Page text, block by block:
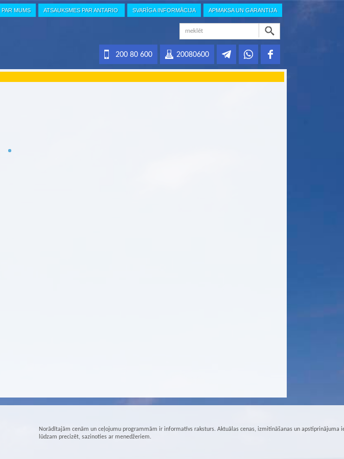
PAR MUMS ATSAUKSMES PAR ANTARIO SVARĪGA INFORMĀCIJA APMAKSA UN GARANTIJA
20080600
200 80 600
Norādītajām cenām un ceļojumu programmām ir informatīvs raksturs. Aktuālas cenas, izmitināšanas un apstiprinājuma
lūdzam precizēt, sazinoties ar menedžeriem.